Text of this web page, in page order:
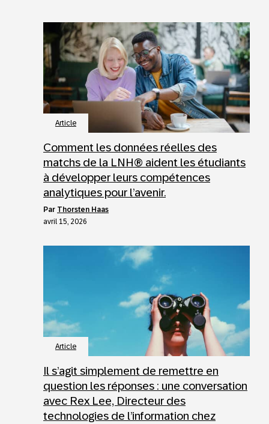
Article
Comment les données réelles des
matchs de la LNH® aident les étudiants
à développer leurs compétences
analytiques pour l’avenir.
par Thorsten Haas
avril 15, 2026
Article
Il s’agit simplement de remettre en
question les réponses : une conversation
avec Rex Lee, Directeur des
technologies de l’information chez